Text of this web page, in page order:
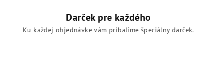
Darček pre každého
Ku každej objednávke vám pribalíme špeciálny darček.